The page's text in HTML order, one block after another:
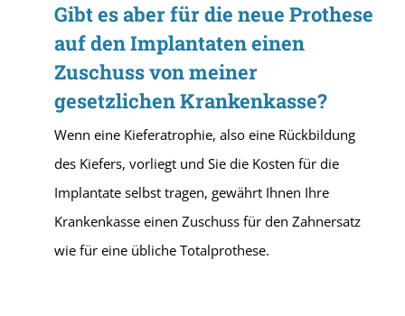
Gibt es aber für die neue Prothese
auf den Implantaten einen
Zuschuss von meiner
gesetzlichen Krankenkasse?
Wenn eine Kieferatrophie, also eine Rückbildung
des Kiefers, vorliegt und Sie die Kosten für die
Implantate selbst tragen, gewährt Ihnen Ihre
Krankenkasse einen Zuschuss für den Zahnersatz
wie für eine übliche Totalprothese.